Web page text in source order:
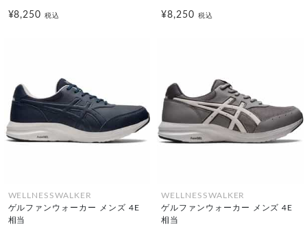
¥8,250税込 ¥8,250 税込
WELLNESSWALKER
ゲルファンウォーカー メンズ 4E
相当
WELLNESSWALKER
ゲルファンウォーカー メンズ 4E
相当